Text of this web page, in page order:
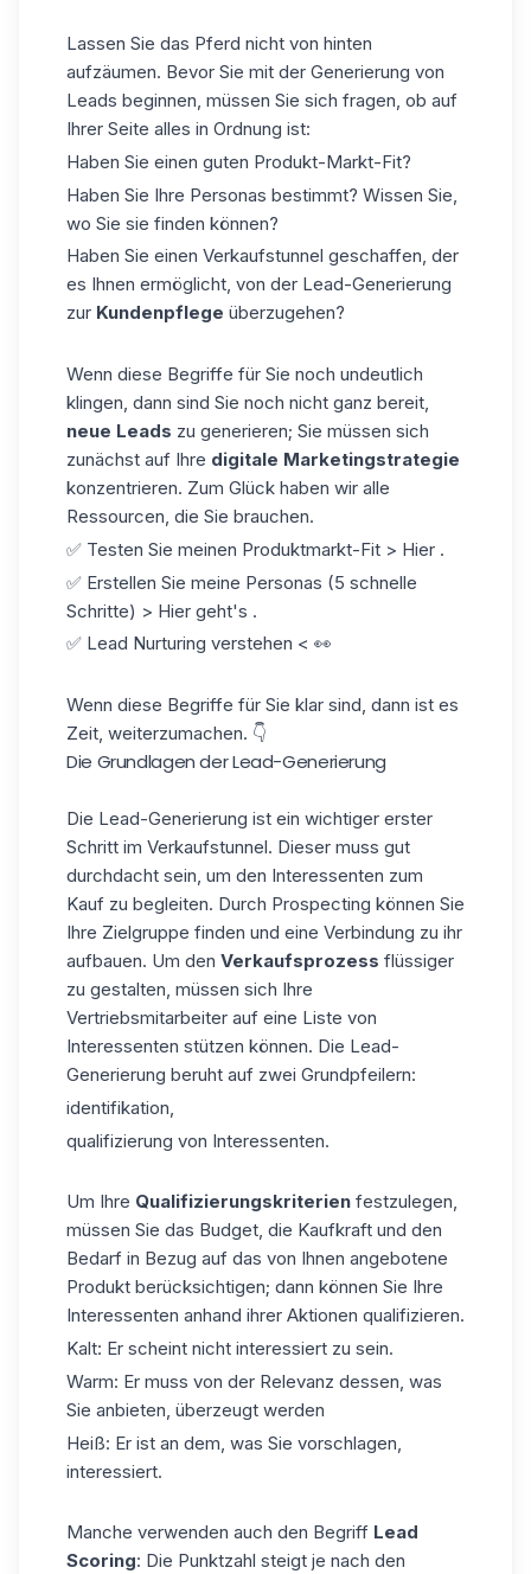
Lassen Sie das Pferd nicht von hinten
aufzäumen. Bevor Sie mit der Generierung von
Leads beginnen, müssen Sie sich fragen, ob auf
Ihrer Seite alles in Ordnung ist:
Haben Sie einen guten Produkt-Markt-Fit?
Haben Sie Ihre Personas bestimmt? Wissen Sie,
wo Sie sie finden können?
Haben Sie einen Verkaufstunnel geschaffen, der
es Ihnen ermöglicht, von der Lead-Generierung
zur Kundenpflege überzugehen?
Wenn diese Begriffe für Sie noch undeutlich
klingen, dann sind Sie noch nicht ganz bereit,
neue Leads zu generieren; Sie müssen sich
zunächst auf Ihre digitale Marketingstrategie
konzentrieren. Zum Glück haben wir alle
Ressourcen, die Sie brauchen.
✅ Testen Sie meinen Produktmarkt-Fit > Hier .
✅ Erstellen Sie meine Personas (5 schnelle
Schritte) > Hier geht's .
✅ Lead Nurturing verstehen < 👀
Wenn diese Begriffe für Sie klar sind, dann ist es
Zeit, weiterzumachen. 👇
Die Grundlagen der Lead-Generierung
Die Lead-Generierung ist ein wichtiger erster
Schritt im Verkaufstunnel. Dieser muss gut
durchdacht sein, um den Interessenten zum
Kauf zu begleiten. Durch Prospecting können Sie
Ihre Zielgruppe finden und eine Verbindung zu ihr
aufbauen. Um den Verkaufsprozess flüssiger
zu gestalten, müssen sich Ihre
Vertriebsmitarbeiter auf eine Liste von
Interessenten stützen können. Die Lead-
Generierung beruht auf zwei Grundpfeilern:
identifikation,
qualifizierung von Interessenten.
Um Ihre Qualifizierungskriterien festzulegen,
müssen Sie das Budget, die Kaufkraft und den
Bedarf in Bezug auf das von Ihnen angebotene
Produkt berücksichtigen; dann können Sie Ihre
Interessenten anhand ihrer Aktionen qualifizieren.
Kalt: Er scheint nicht interessiert zu sein.
Warm: Er muss von der Relevanz dessen, was
Sie anbieten, überzeugt werden
Heiß: Er ist an dem, was Sie vorschlagen,
interessiert.
Manche verwenden auch den Begriff Lead
Scoring: Die Punktzahl steigt je nach den